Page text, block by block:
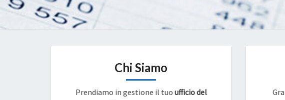
Chi Siamo
Prendiamo in gestione il tuo ufficio del